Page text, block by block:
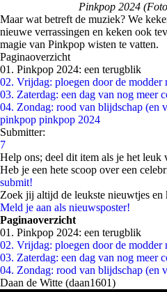
Pinkpop 2024
Maar wat betreft de muziek? We
nieuwe verrassingen en keken ook
magie van Pinkpop wisten te vatten.
Paginaoverzicht
01. Pinkpop 2024: een terugblik
02. Vrijdag: ploegen door de modder
03. Zaterdag: een dag van nog meer
04. Zondag: rood van blijdschap (en
pinkpop pinkpop 2024
Submitter:
7
Help ons; deel dit item als je het leuk
Heb je een hete scoop over een
submit!
Zoek jij altijd de leukste nieuwtjes
Meld je aan als nieuwsposter!
Paginaoverzicht
01. Pinkpop 2024: een terugblik
02. Vrijdag: ploegen door de modder
03. Zaterdag: een dag van nog meer
04. Zondag: rood van blijdschap (en
Daan de Witte (daan1601)